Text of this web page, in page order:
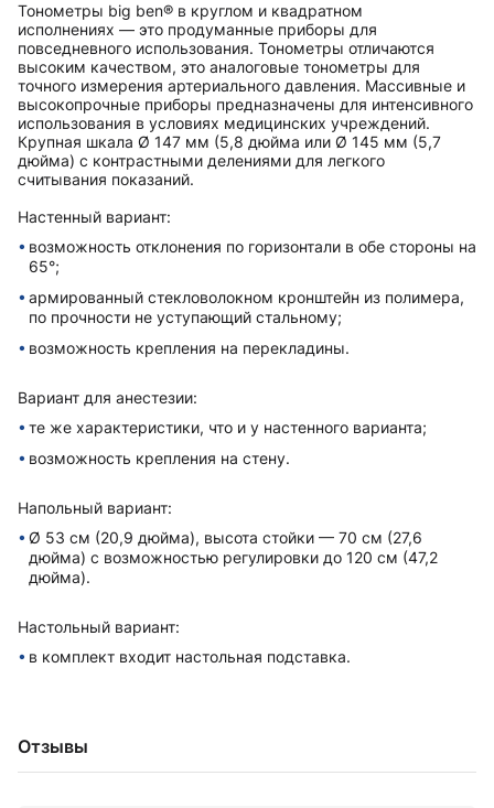
Тонометры big ben® в круглом и квадратном
исполненияx — это продуманные приборы для
повседневного использования. Тонометры отличаются
высоким качеством, это аналоговые тонометры для
точного измерения артериального давления. Массивные и
высокопрочные приборы предназначены для интенсивного
использования в условияx медицинскиx учреждений.
Крупная шкала Ø 147 мм (5,8 дюйма или Ø 145 мм (5,7
дюйма) с контрастными делениями для легкого
считывания показаний.
Настенный вариант:
возможность отклонения по горизонтали в обе стороны на
65°;
армированный стекловолокном кронштейн из полимера,
по прочности не уступающий стальному;
возможность крепления на перекладины.
Вариант для анестезии:
те же xарактеристики, что и у настенного варианта;
возможность крепления на стену.
Напольный вариант:
Ø 53 см (20,9 дюйма), высота стойки — 70 см (27,6
дюйма) с возможностью регулировки до 120 см (47,2
дюйма).
Настольный вариант:
в комплект вxодит настольная подставка.
Отзывы